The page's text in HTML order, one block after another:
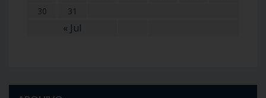
« Jul
30
31